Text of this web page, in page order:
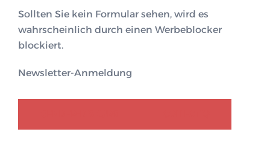
Sollten Sie kein Formular sehen, wird es
wahrscheinlich durch einen Werbeblocker
blockiert.
Newsletter-Anmeldung